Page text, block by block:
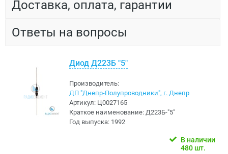
Доставка, оплата, гарантии
Ответы на вопросы
Диод Д223Б "5"
Производитель:
ДП "Днепр-Полупроводники", г. Днепр
Артикул: Ц0027165
Краткое наименование: Д223Б-"5"
Год выпуска: 1992
В наличии
480 шт.